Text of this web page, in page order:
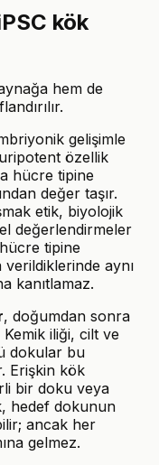
kök
hem de
gelişimle
özellik
hücre tipine
değer taşır.
etik, biyolojik
değerlendirmeler
tipine
aynı
kanıtlamaz.
, doğumdan sonra
iliği, cilt ve
dokular bu
Erişkin kök
bir doku veya
hedef dokunun
ancak her
gelmez.